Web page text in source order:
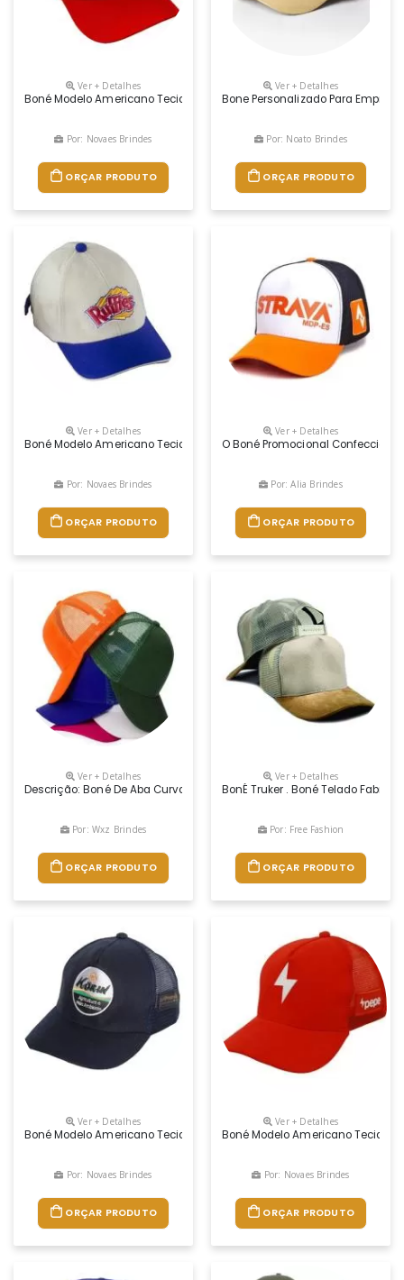
Ver + Detalhes
Boné Modelo Americano Tecido Brim, Com Entretela De Memória
Por: Novaes Brindes
ORÇAR PRODUTO
Ver + Detalhes
Bone Personalizado Para
Por: Noato Brindes
ORÇAR PRODUTO
Ver + Detalhes
Boné Modelo Americano Tecido Brim Com Regulador Na Nuca De
Por: Novaes Brindes
ORÇAR PRODUTO
Ver + Detalhes
O Boné Promocional
Por: Alia Brindes
ORÇAR PRODUTO
Ver + Detalhes
Descrição: Boné De Aba Curva Confeccionado Em Poliéster E Tela
Por: Wxz Brindes
ORÇAR PRODUTO
Ver + Detalhes
BonÉ Truker . Boné Telado
Por: Free Fashion
ORÇAR PRODUTO
Ver + Detalhes
Boné Modelo Americano Tecido Brim Com Entretela De Memoria E
Por: Novaes Brindes
ORÇAR PRODUTO
Ver + Detalhes
Boné Modelo Americano Tecido
Por: Novaes Brindes
ORÇAR PRODUTO